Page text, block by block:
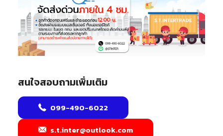
สนใจสอบถามเพิ่มเติม
099-490-6022
s.t.inter@outlook.com